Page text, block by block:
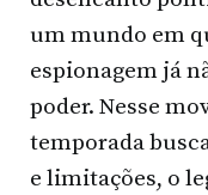
um mundo em
espionagem já
poder. Nesse
temporada
e limitações, o